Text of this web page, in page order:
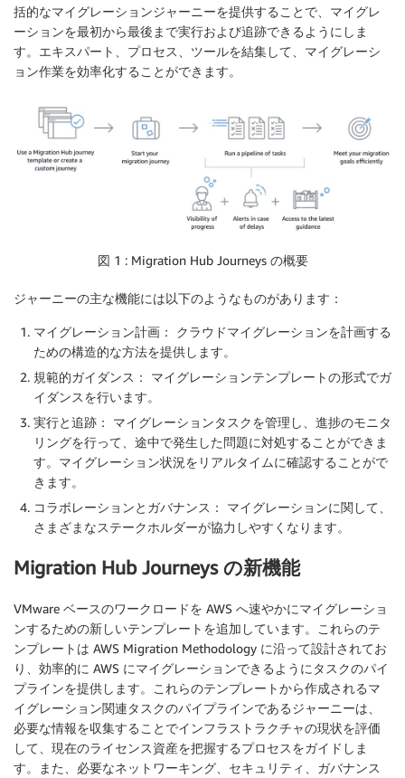
括的なマイグレーションジャーニーを提供することで、マイグレ
ーションを最初から最後まで実行および追跡できるようにしま
す。エキスパート、プロセス、ツールを結集して、マイグレーシ
ョン作業を効率化することができます。
図 1 : Migration Hub Journeys の概要
ジャーニーの主な機能には以下のようなものがあります：
マイグレーション計画： クラウドマイグレーションを計画する
ための構造的な方法を提供します。
規範的ガイダンス： マイグレーションテンプレートの形式でガ
イダンスを行います。
実行と追跡： マイグレーションタスクを管理し、進捗のモニタ
リングを行って、途中で発生した問題に対処することができま
す。マイグレーション状況をリアルタイムに確認することがで
きます。
コラボレーションとガバナンス： マイグレーションに関して、
さまざまなステークホルダーが協力しやすくなります。
Migration Hub Journeys の新機能
VMware ベースのワークロードを AWS へ速やかにマイグレーショ
ンするための新しいテンプレートを追加しています。これらのテ
ンプレートは AWS Migration Methodology に沿って設計されてお
り、効率的に AWS にマイグレーションできるようにタスクのパイ
プラインを提供します。これらのテンプレートから作成されるマ
イグレーション関連タスクのパイプラインであるジャーニーは、
必要な情報を収集することでインフラストラクチャの現状を評価
して、現在のライセンス資産を把握するプロセスをガイドしま
す。また、必要なネットワーキング、セキュリティ、ガバナンス